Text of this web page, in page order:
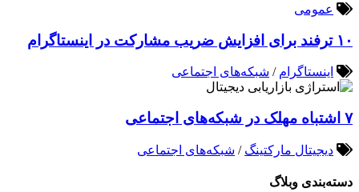
عمومی
۱۰ ترفند برای افزایش ضریب مشارکت در اینستاگرام
اینستاگرام / شبکه‌های اجتماعی
۷ اشتباه مهلک در شبکه‌های اجتماعی
دیجیتال مارکتینگ / شبکه‌های اجتماعی
دسته‌بندی وبلاگ